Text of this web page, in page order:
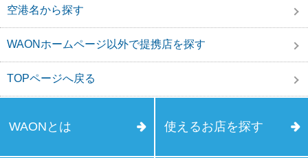
空港名から探す
WAONホームページ以外で提携店を探す
TOPページへ戻る